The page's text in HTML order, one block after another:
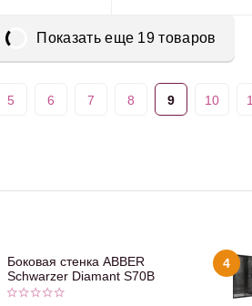
Показать еще 19 товаров
5 6 7 8 9 10
Боковая стенка ABBER
Schwarzer Diamant S70B
4